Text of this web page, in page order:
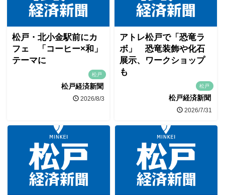
松戸・北小金駅前にカ
フェ 「コーヒー×和」
テーマに
松戸
松戸経済新聞
2026/8/3
アトレ松戸で「恐竜ラ
ボ」 恐竜装飾や化石
展示、ワークショップ
も
松戸
松戸経済新聞
2026/7/31